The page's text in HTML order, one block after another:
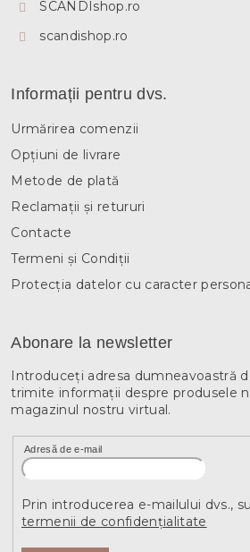
SCANDIshop.ro
scandishop.ro
Informații pentru dvs.
Urmărirea comenzii
Opțiuni de livrare
Metode de plată
Reclamații și retururi
Contacte
Termeni și Condiții
Protecția datelor cu caracter
Abonare la newsletter
Introduceţi adresa dumneavoastră
trimite informaţii despre produsele
magazinul nostru virtual.
Adresă de e-mail
Prin introducerea e-mailului dvs.,
termenii de confidențialitate